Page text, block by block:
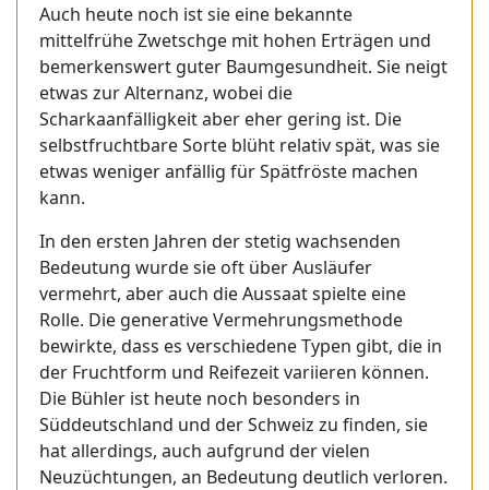
Auch heute noch ist sie eine bekannte
mittelfrühe Zwetschge mit hohen Erträgen und
bemerkenswert guter Baumgesundheit. Sie neigt
etwas zur Alternanz, wobei die
Scharkaanfälligkeit aber eher gering ist. Die
selbstfruchtbare Sorte blüht relativ spät, was sie
etwas weniger anfällig für Spätfröste machen
kann.
In den ersten Jahren der stetig wachsenden
Bedeutung wurde sie oft über Ausläufer
vermehrt, aber auch die Aussaat spielte eine
Rolle. Die generative Vermehrungsmethode
bewirkte, dass es verschiedene Typen gibt, die in
der Fruchtform und Reifezeit variieren können.
Die Bühler ist heute noch besonders in
Süddeutschland und der Schweiz zu finden, sie
hat allerdings, auch aufgrund der vielen
Neuzüchtungen, an Bedeutung deutlich verloren.